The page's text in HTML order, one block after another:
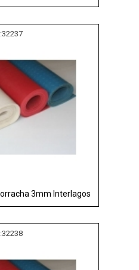
32237
3mm Interlagos
32238